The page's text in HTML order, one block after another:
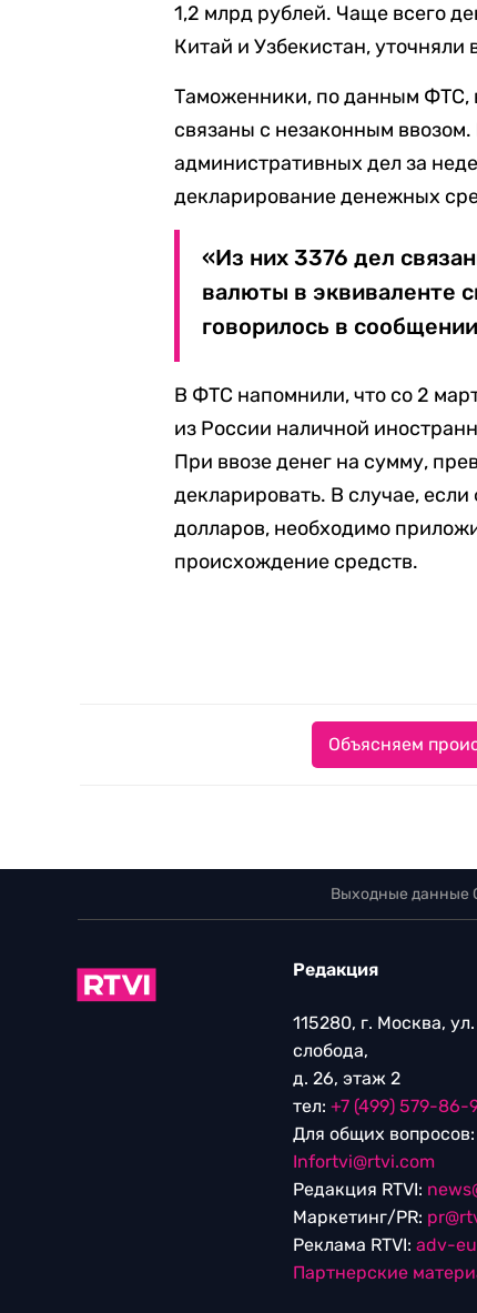
1,2 млрд рублей. Чаще всего
Китай и Узбекистан, уточняли
Таможенники, по данным ФТС,
связаны с незаконным
административных дел за
декларирование денежных
«Из них 3376 дел
валюты в эквиваленте
говорилось в
В ФТС напомнили, что со 2
из России наличной
При ввозе денег на сумму,
декларировать. В случае,
долларов, необходимо
происхождение средств.
Объясняем
Выходные данные
Редакция
115280, г. Москва,
слобода,
д. 26, этаж 2
тел: +7 (499) 579-86-
Для общих вопросов:
Infortvi@rtvi.com
Редакция RTVI:
Маркетинг/PR:
Реклама RTVI: adv-
Партнерские